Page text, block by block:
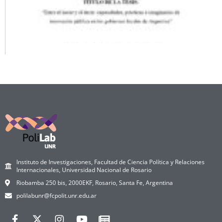
Instituto de Investigaciones, Facultad de Ciencia Política y Relaciones
Internacionales, Universidad Nacional de Rosario
Riobamba 250 bis, 2000EKF, Rosario, Santa Fe, Argentina
polilabunr@fcpolit.unr.edu.ar